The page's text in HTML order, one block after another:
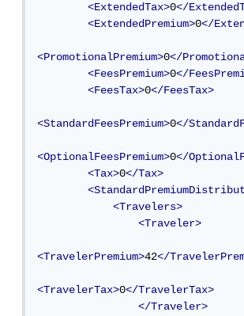
<ExtendedTax>0</
<ExtendedPremium>0</
<PromotionalPremium>0</
<FeesPremium>0</
<FeesTax>0</FeesTax>
<StandardFeesPremium>0</
<OptionalFeesPremium>0</
<Tax>0</Tax>
<Travelers>
<Traveler>
<TravelerPremium>42</
<TravelerTax>0</TravelerTax>
</Traveler>